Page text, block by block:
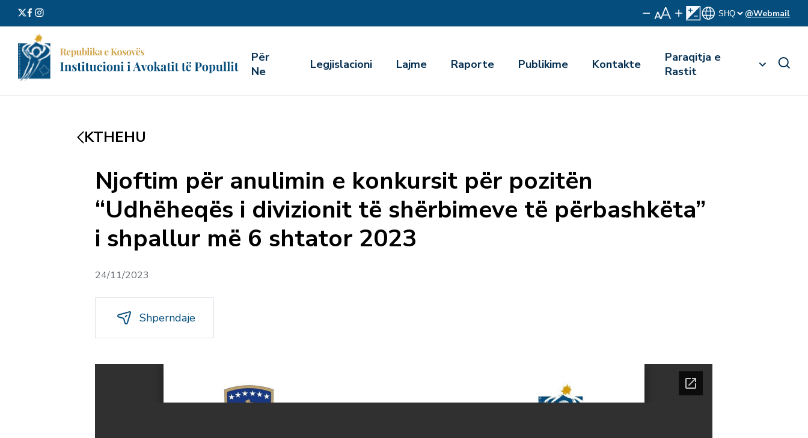
@Webmail
Për
Ne
Legjislacioni Lajme Raporte Publikime Kontakte
Paraqitja e
Rastit
KTHEHU
Njoftim për anulimin e konkursit për pozitën
“Udhëheqës i divizionit të shërbimeve të përbashkëta”
i shpallur më 6 shtator 2023
24/11/2023
Shperndaje